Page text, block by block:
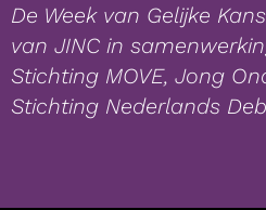
De Week van Gelijke
van JINC in
Stichting MOVE, Jong
Stichting Nederlands